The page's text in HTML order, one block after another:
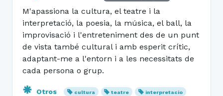
M'apassiona la cultura, el teatre i la
interpretació, la poesia, la música, el ball, la
improvisació i l'entreteniment des de un punt
de vista també cultural i amb esperit crític,
adaptant-me a l'entorn i a les necessitats de
cada persona o grup.
Otros cultura teatre
interpretacio